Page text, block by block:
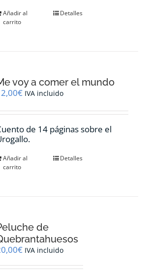
Añadir al
carrito
Detalles
voy a comer el mundo
€ IVA incluido
de 14 páginas sobre el
Añadir al
carrito
Detalles
de
€ IVA incluido